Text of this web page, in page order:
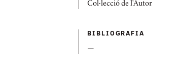
Col·lecció de l'Autor
BIBLIOGRAFIA
—